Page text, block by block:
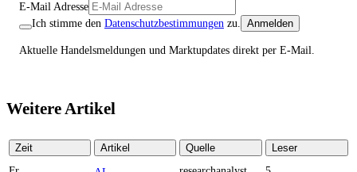
E-Mail Adresse
Ich stimme den Datenschutzbestimmungen zu. Anmelden
Aktuelle Handelsmeldungen und Marktupdates direkt per E-Mail.
Weitere Artikel
Zeit Artikel Quelle
Leser